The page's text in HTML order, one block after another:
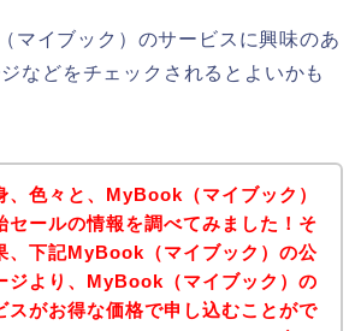
マイブック）のサービスに興味のあ
などをチェックされるとよいかも
、色々と、MyBook（マイブック）
セールの情報を調べてみました！そ
、下記MyBook（マイブック）の公
ジより、MyBook（マイブック）の
スがお得な価格で申し込むことがで